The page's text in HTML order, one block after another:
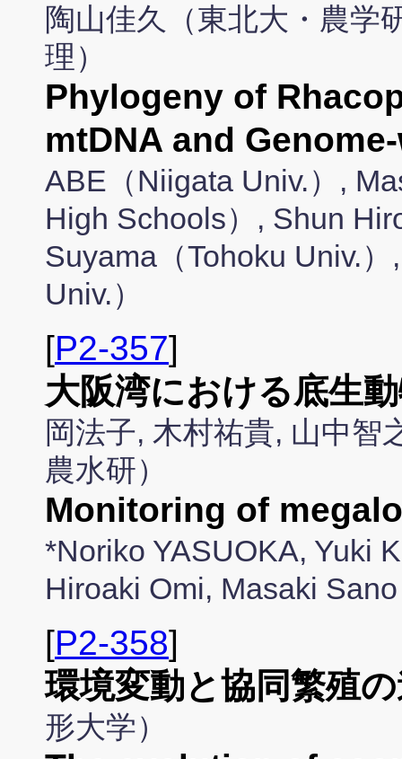
陶山佳久（東北大・農学
理）
Phylogeny of
mtDNA and
ABE（Niigata Univ.）,
High Schools）, Shun
Suyama（Tohoku Univ.
Univ.）
[P2-357]
大阪湾における底生
岡法子, 木村祐貴, 山中智
農水研）
Monitoring of
*Noriko YASUOKA, Yuki
Hiroaki Omi, Masaki
[P2-358]
環境変動と協同繁殖
形大学）